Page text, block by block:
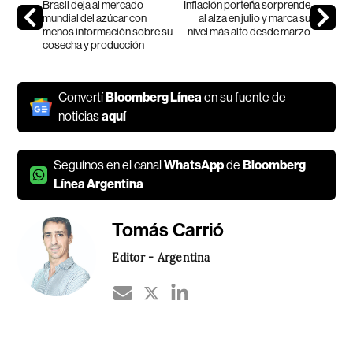
Brasil deja al mercado
mundial del azúcar con
menos información sobre su
cosecha y producción
Inflación porteña sorprende
al alza en julio y marca su
nivel más alto desde marzo
ConvertíBloomberg Línea en su fuente de
noticiasaquí
Seguínos en el canalWhatsAppdeBloomberg
Línea Argentina
Tomás Carrió
Editor - Argentina